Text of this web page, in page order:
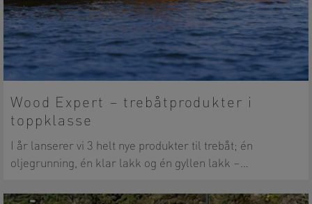
Wood Expert – trebåtprodukter i
toppklasse
I år lanserer vi 3 helt nye produkter til trebåt; én
oljegrunning, én klar lakk og én gyllen lakk –…